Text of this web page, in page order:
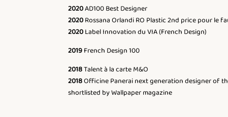
2020AD100 Best Designer
2020Rossana Orlandi RO Plastic 2nd price pour le
2020Label Innovation du VIA (French Design)
2019French Design 100
2018Talent à la carte M&O
2018Officine Panerai next generation designer of
shortlisted by Wallpaper magazine